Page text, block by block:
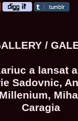
/
a lansat
Sadovnic,
Caragia